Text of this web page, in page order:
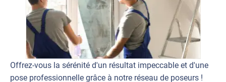
Offrez-vous la sérénité d'un résultat impeccable et d'une
pose professionnelle grâce à notre réseau de poseurs !